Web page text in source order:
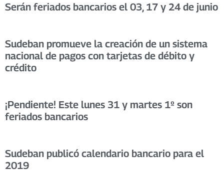
Serán feriados bancarios el 03, 17 y 24 de junio
Sudeban promueve la creación de un sistema
nacional de pagos con tarjetas de débito y
crédito
¡Pendiente! Este lunes 31 y martes 1º son
feriados bancarios
Sudeban publicó calendario bancario para el
2019